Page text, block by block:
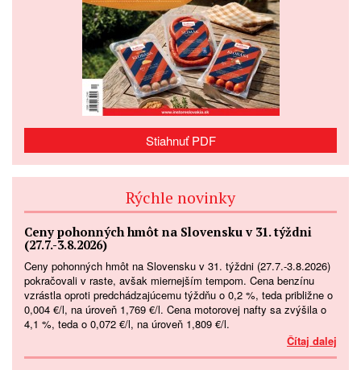
Stiahnuť PDF
Rýchle novinky
Ceny pohonných hmôt na Slovensku v 31. týždni
(27.7.-3.8.2026)
Ceny pohonných hmôt na Slovensku v 31. týždni (27.7.-3.8.2026)
pokračovali v raste, avšak miernejším tempom. Cena benzínu
vzrástla oproti predchádzajúcemu týždňu o 0,2 %, teda približne o
0,004 €/l, na úroveň 1,769 €/l. Cena motorovej nafty sa zvýšila o
4,1 %, teda o 0,072 €/l, na úroveň 1,809 €/l.
Čítaj dalej